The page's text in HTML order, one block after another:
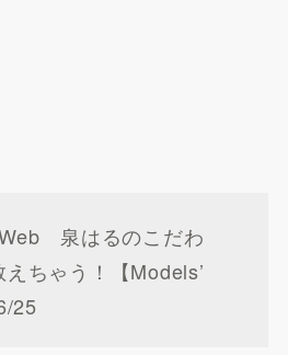
泉はるのこだわ
ちゃう！【Models’
25